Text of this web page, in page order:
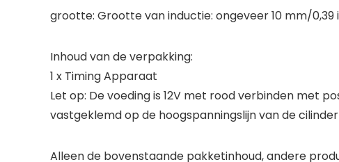
grootte: Grootte van inductie: ongeveer 10 mm/0,39
Inhoud van de verpakking:
1 x Timing Apparaat
Let op: De voeding is 12V met rood verbinden met
vastgeklemd op de hoogspanningslijn van de
Alleen de bovenstaande pakketinhoud, andere